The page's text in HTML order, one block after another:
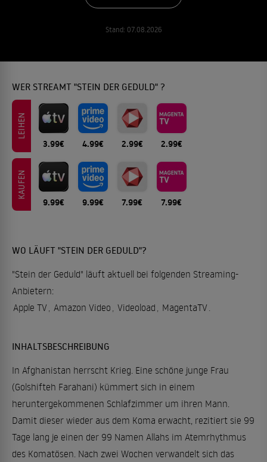
Stand: 07.08.2026
WER STREAMT "STEIN DER GEDULD" ?
LEIHEN
3.99€ 4.99€ 2.99€ 2.99€
KAUFEN
9.99€ 9.99€ 7.99€ 7.99€
WO LÄUFT "STEIN DER GEDULD"?
"Stein der Geduld" läuft aktuell bei folgenden Streaming-
Anbietern:
Apple TV, Amazon Video , Videoload , MagentaTV.
INHALTSBESCHREIBUNG
In Afghanistan herrscht Krieg. Eine schöne junge Frau
(Golshifteh Farahani) kümmert sich in einem
heruntergekommenen Schlafzimmer um ihren Mann.
Damit dieser wieder aus dem Koma erwacht, rezitiert sie 99
Tage lang je einen der 99 Namen Allahs im Atemrhythmus
des Komatösen. Nach zwei Wochen verwandelt sich das